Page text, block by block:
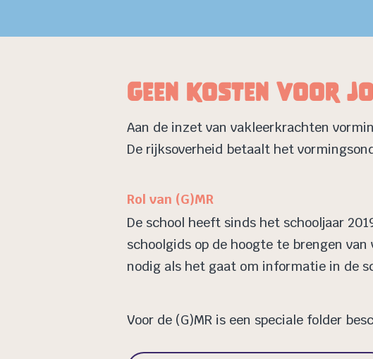
Geen kosten voor
Aan de inzet van vakleerkrachten
De rijksoverheid betaalt het
Rol van (G)MR
De school heeft sinds het schooljaar
schoolgids op de hoogte te brengen
nodig als het gaat om informatie in de
Voor de (G)MR is een speciale folder